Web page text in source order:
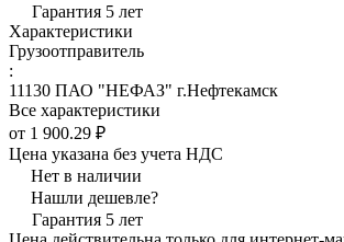
Гарантия 5 лет
Характеристики
Грузоотправитель
:
11130 ПАО "НЕФАЗ" г.Нефтекамск
Все характеристики
от 1 900.29 ₽
Цена указана без учета НДС
Нет в наличии
Нашли дешевле?
Гарантия 5 лет